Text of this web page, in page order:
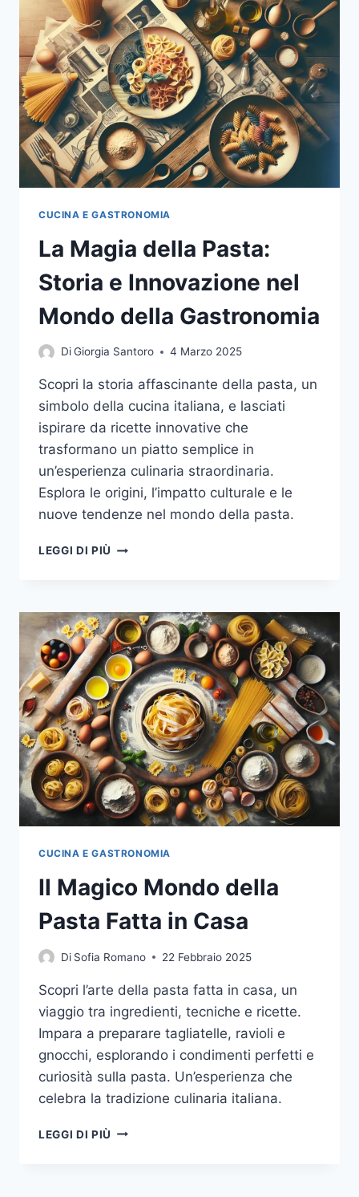
CUCINA E GASTRONOMIA
La Magia della Pasta:
Storia e Innovazione nel
Mondo della Gastronomia
DiGiorgia Santoro 4 Marzo 2025
Scopri la storia affascinante della pasta, un
simbolo della cucina italiana, e lasciati
ispirare da ricette innovative che
trasformano un piatto semplice in
un’esperienza culinaria straordinaria.
Esplora le origini, l’impatto culturale e le
nuove tendenze nel mondo della pasta.
LEGGI DI PIÙ LA
STORIA
E
INNOVAZIONE
NEL
MONDO
DELLA
GASTRONOMIA
CUCINA E GASTRONOMIA
Il Magico Mondo della
Pasta Fatta in Casa
Di Sofia Romano 22 Febbraio 2025
Scopri l’arte della pasta fatta in casa, un
viaggio tra ingredienti, tecniche e ricette.
Impara a preparare tagliatelle, ravioli e
gnocchi, esplorando i condimenti perfetti e
curiosità sulla pasta. Un’esperienza che
celebra la tradizione culinaria italiana.
LEGGI DI PIÙ IL